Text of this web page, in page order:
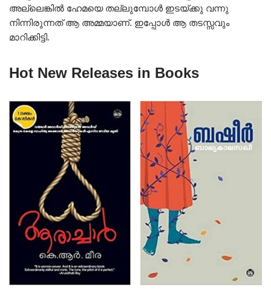
അല്ലെങ്കിൽ ഹേമയെ തല്ലുമ്പോൾ ഇടയ്ക്കു വന്നു
നിന്നിരുന്നത് ആ അമ്മയാണ്. ഇപ്പോൾ ആ തടസ്സവും
മാറിക്കിട്ടി.
Hot New Releases in Books